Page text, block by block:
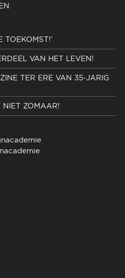
TOEKOMST!’
VAN HET LEVEN!
TER ERE VAN 35-JARIG
NIET ZOMAAR!